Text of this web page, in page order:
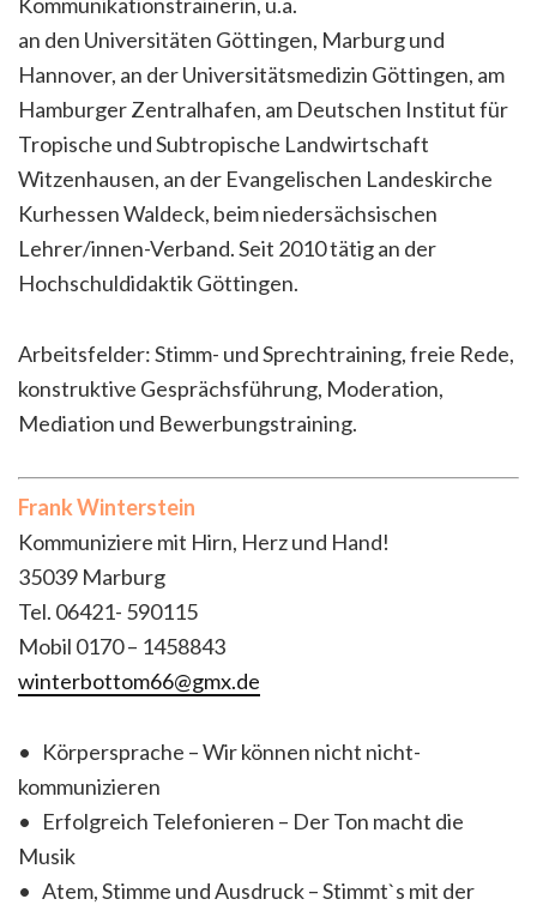
an den Universitäten Göttingen, Marburg und
Hannover, an der Universitätsmedizin Göttingen, am
Hamburger Zentralhafen, am Deutschen Institut für
Tropische und Subtropische Landwirtschaft
Witzenhausen, an der Evangelischen Landeskirche
Kurhessen Waldeck, beim niedersächsischen
Lehrer/innen-Verband. Seit 2010 tätig an der
Hochschuldidaktik Göttingen.
Arbeitsfelder: Stimm- und Sprechtraining, freie Rede,
konstruktive Gesprächsführung, Moderation,
Mediation und Bewerbungstraining.
Frank Winterstein
Kommuniziere mit Hirn, Herz und Hand!
35039 Marburg
Tel. 06421- 590115
Mobil 0170 – 1458843
winterbottom66@gmx.de
• Körpersprache – Wir können nicht nicht-
kommunizieren
• Erfolgreich Telefonieren – Der Ton macht die
Musik
• Atem, Stimme und Ausdruck – Stimmt`s mit der